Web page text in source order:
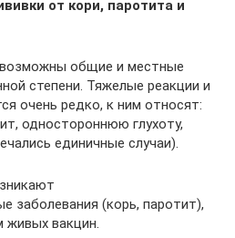
от кори, паротита и
общие и местные
степени. Тяжелые реакции и
очень редко, к ним относят:
одностороннюю глухоту,
единичные случаи).
заболевания (корь, паротит),
вакцин.